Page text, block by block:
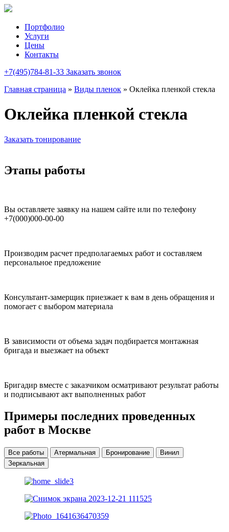
Портфолио
Услуги
Цены
Контакты
+7(495)784-81-33 Заказать звонок
Главная страница » Виды пленок » Оклейка пленкой стекла
Оклейка пленкой стекла
Заказать тонирование
Этапы работы
Вы оставляете заявку на нашем сайте или по телефону
+7(000)000-00-00
Производим расчет предполагаемых работ и составляем
персональное предложение
Консультант-замерщик приезжает к вам в день обращения и
помогает с выбором материала
В зависимости от объема задач подбирается монтажная
бригада и выезжает на объект
Бригадир вместе с заказчиком осматривают результат работы
и подписывают акт выполненных работ
Примеры последних проведенных
работ в Москве
Все работы Атермальная Бронирование
Винил
Зеркальная